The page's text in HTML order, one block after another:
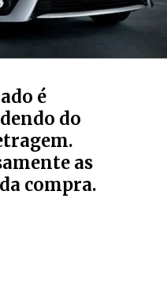
é
do
as
compra.